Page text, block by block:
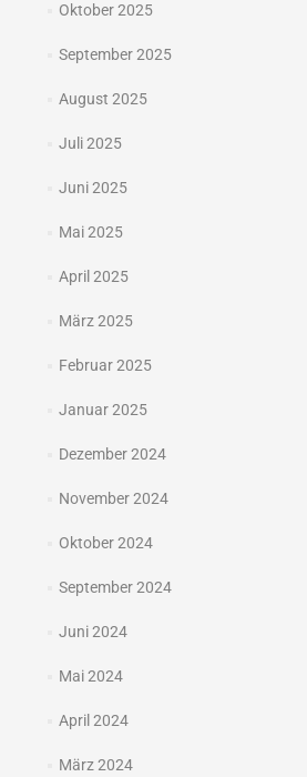
Oktober 2025
September 2025
August 2025
Juli 2025
Juni 2025
Mai 2025
April 2025
März 2025
Februar 2025
Januar 2025
Dezember 2024
November 2024
Oktober 2024
September 2024
Juni 2024
Mai 2024
April 2024
März 2024